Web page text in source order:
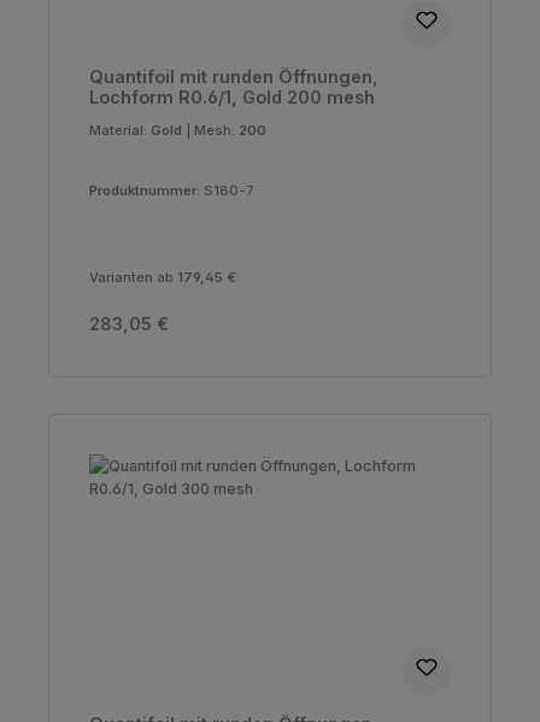
Quantifoil mit runden Öffnungen,
Lochform R0.6/1, Gold 200 mesh
Material: Gold Mesh: 200
Produktnummer: S180-7
Varianten ab 179,45 €
Regulärer Preis:
283,05 €